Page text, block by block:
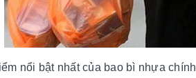
nổi bật nhất của bao bì nhựa